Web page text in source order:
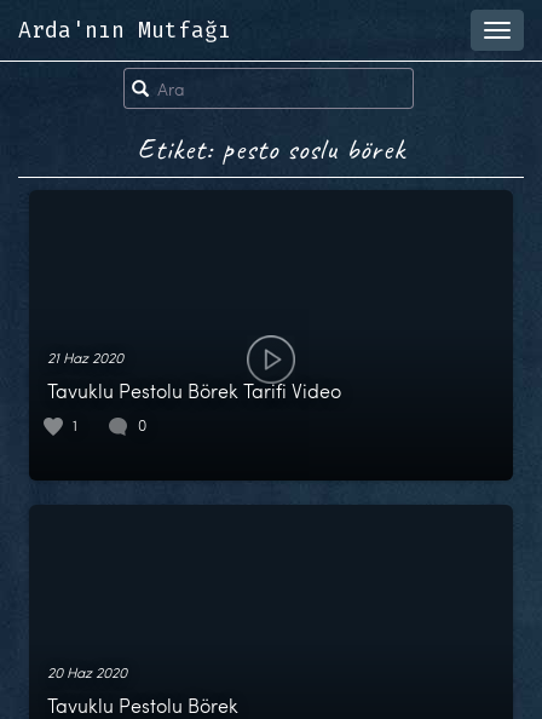
Arda'nın Mutfağı
Etiket: pesto soslu börek
21 Haz 2020
Tavuklu Pestolu Börek Tarifi Video
1 0
20 Haz 2020
Tavuklu Pestolu Börek